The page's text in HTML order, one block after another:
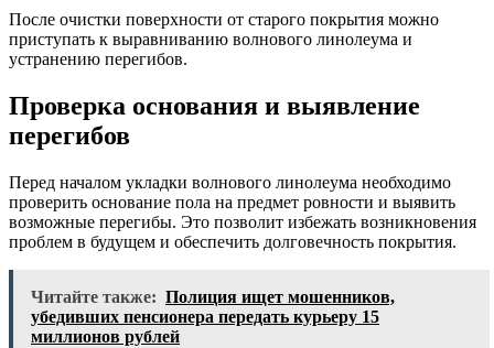
После очистки поверхности от старого покрытия можно
приступать к выравниванию волнового линолеума и
устранению перегибов.
Проверка основания и выявление
перегибов
Перед началом укладки волнового линолеума необходимо
проверить основание пола на предмет ровности и выявить
возможные перегибы. Это позволит избежать возникновения
проблем в будущем и обеспечить долговечность покрытия.
Читайте также: Полиция ищет мошенников,
убедивших пенсионера передать курьеру 15
миллионов рублей